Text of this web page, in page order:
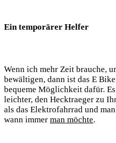
Ein temporärer Helfer
Wenn ich mehr Zeit brauche,
bewältigen, dann ist das E
bequeme Möglichkeit dafür.
leichter, den Hecktraeger zu
als das Elektrofahrrad und
wann immer man möchte.